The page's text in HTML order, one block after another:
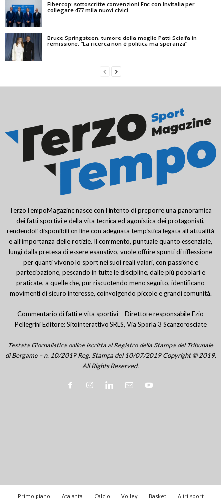
Fibercop: sottoscritte convenzioni Fnc con Invitalia per
collegare 477 mila nuovi civici
Bruce Springsteen, tumore della moglie Patti Scialfa in
remissione: “La ricerca non è politica ma speranza”
TerzoTempoMagazine nasce con l’intento di proporre una panoramica
dei fatti sportivi e della vita tecnica ed agonistica dei protagonisti,
rendendoli disponibili on line con adeguata tempistica legata all’attualità
e all’importanza delle notizie. Il commento, puntuale quanto essenziale,
lungi dalla pretesa di essere esaustivo, vuole offrire spunti di riflessione
per quanti vivono lo sport nei suoi reali valori, con passione e
partecipazione, pescando in tutte le discipline, dalle più popolari e
praticate, a quelle che, pur riscuotendo meno seguito, identificano
movimenti di sicuro interesse, coinvolgendo piccole e grandi comunità.
Commentario di fatti e vita sportivi – Direttore responsabile Ezio
Pellegrini Editore: Sitointerattivo SRLS, Via Sporla 3 Scanzorosciate
Testata Giornalistica online iscritta al Registro della Stampa del Tribunale
di Bergamo – n. 10/2019 Reg. Stampa del 10/07/2019 Copyright © 2019.
All Rights Reserved.
Primo piano Atalanta Calcio Volley Basket Altri sport